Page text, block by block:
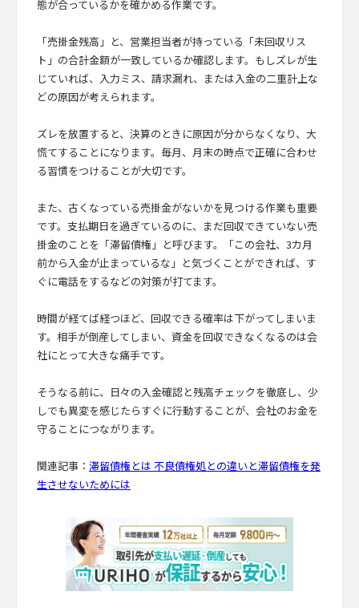
態が合っているかを確かめる作業です。
「売掛金残高」と、営業担当者が持っている「未回収リス
ト」の合計金額が一致しているか確認します。もしズレが生
じていれば、入力ミス、請求漏れ、または入金の二重計上な
どの原因が考えられます。
ズレを放置すると、決算のときに原因が分からなくなり、大
慌てすることになります。毎月、月末の時点で正確に合わせ
る習慣をつけることが大切です。
また、古くなっている売掛金がないかを見つける作業も重要
です。支払期日を過ぎているのに、まだ回収できていない売
掛金のことを「滞留債権」と呼びます。「この会社、3カ月
前から入金が止まっているな」と気づくことができれば、す
ぐに電話をするなどの対策が打てます。
時間が経てば経つほど、回収できる確率は下がってしまいま
す。相手が倒産してしまい、資金を回収できなくなるのは会
社にとって大きな痛手です。
そうなる前に、日々の入金確認と残高チェックを徹底し、少
しでも異変を感じたらすぐに行動することが、会社のお金を
守ることにつながります。
関連記事： 滞留債権とは 不良債権処との違いと滞留債権を発
生させないためには